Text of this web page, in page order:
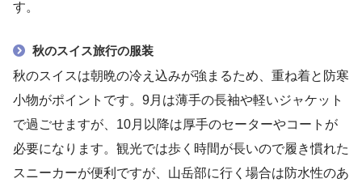
す。
秋のスイス旅行の服装
秋のスイスは朝晩の冷え込みが強まるため、重ね着と防寒
小物がポイントです。9月は薄手の長袖や軽いジャケット
で過ごせますが、10月以降は厚手のセーターやコートが
必要になります。観光では歩く時間が長いので履き慣れた
スニーカーが便利ですが、山岳部に行く場合は防水性のあ